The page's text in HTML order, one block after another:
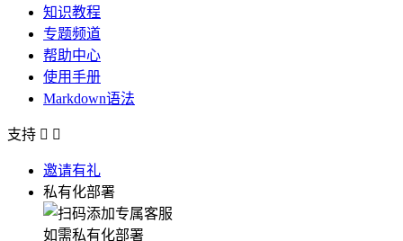
知识教程
专题频道
帮助中心
使用手册
Markdown语法
支持  
邀请有礼
私有化部署
如需私有化部署